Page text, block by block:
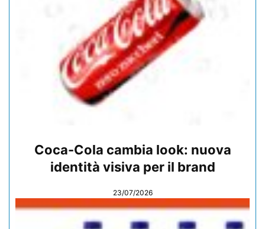
Coca-Cola cambia look: nuova
identità visiva per il brand
23/07/2026